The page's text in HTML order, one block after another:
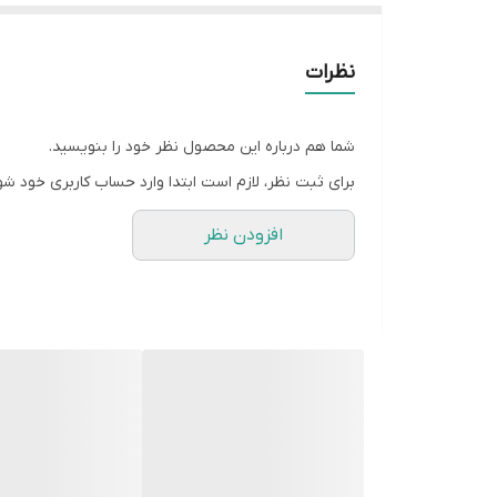
نظرات
شما هم درباره این محصول نظر خود را بنویسید.
برای ثبت نظر، لازم است ابتدا وارد حساب کاربری خود
افزودن نظر